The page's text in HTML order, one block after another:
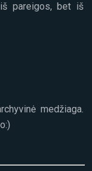
pareigos, bet iš
medžiaga.